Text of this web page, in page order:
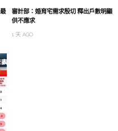
審計部：婚育宅需求殷切 釋出戶數明顯
供不應求
1 天 AGO